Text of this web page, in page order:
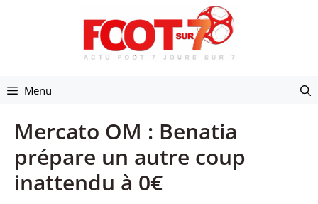
Menu
Mercato OM : Benatia
prépare un autre coup
inattendu à 0€